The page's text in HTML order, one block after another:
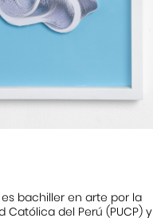
es bachiller en arte por la
Católica del Perú (PUCP) y